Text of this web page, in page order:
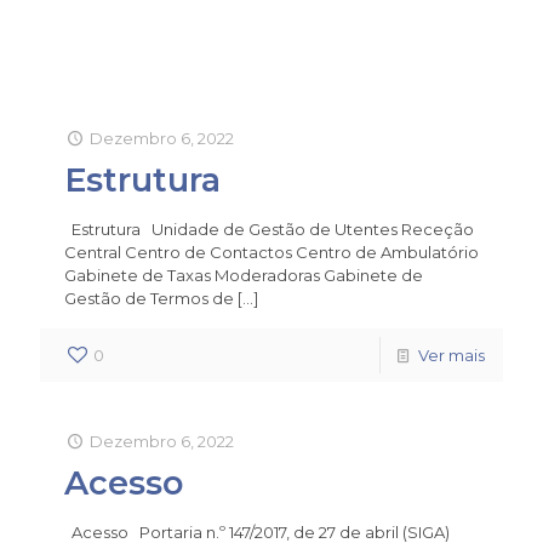
Dezembro 6, 2022
Estrutura
Estrutura Unidade de Gestão de Utentes Receção
Central Centro de Contactos Centro de Ambulatório
Gabinete de Taxas Moderadoras Gabinete de
Gestão de Termos de […]
0 Ver mais
Dezembro 6, 2022
Acesso
Acesso Portaria n.º 147/2017, de 27 de abril (SIGA)